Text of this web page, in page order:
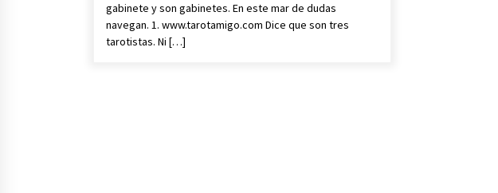
gabinete y son gabinetes. En este mar de dudas
navegan. 1. www.tarotamigo.com Dice que son tres
tarotistas. Ni […]